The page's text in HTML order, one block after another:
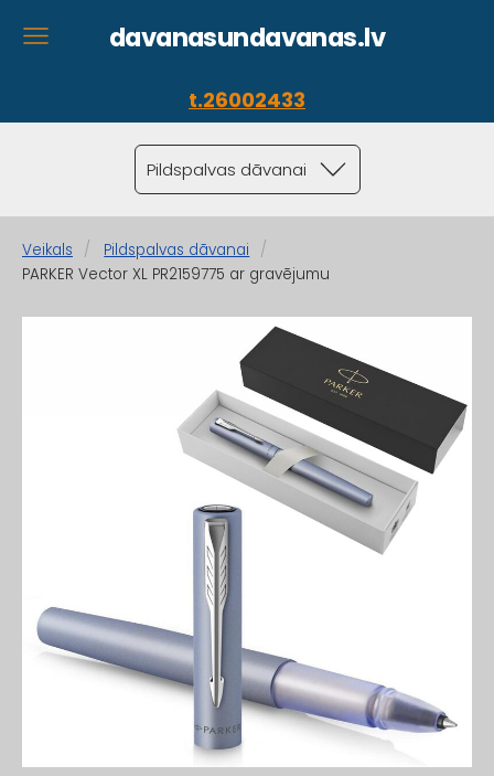
davanasundavanas.lv
t.26002433
Pildspalvas dāvanai
Veikals
Pildspalvas dāvanai
PARKER Vector XL PR2159775 ar gravējumu